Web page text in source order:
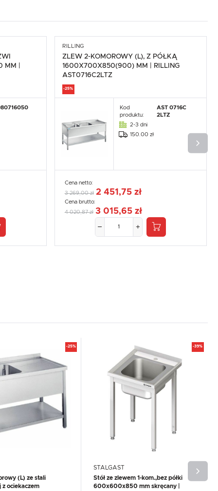
MM |
RILLING
ZLEW 2-KOMOROWY (L), Z PÓŁKĄ
1600X700X850(900) MM | RILLING
AST0716C2LTZ
-25%
Kod
produktu:
AST 0716C
2LTZ
2-3 dni
150.00 zł
Cena netto:
3 269,00 zł 2 451,75 zł
Cena brutto:
4 020,87 zł 3 015,65 zł
-25%
(L) ze stali
z ociekaczem
-39%
STALGAST
Stół ze zlewem 1-kom.,bez półki
600x600x850 mm skręcany |